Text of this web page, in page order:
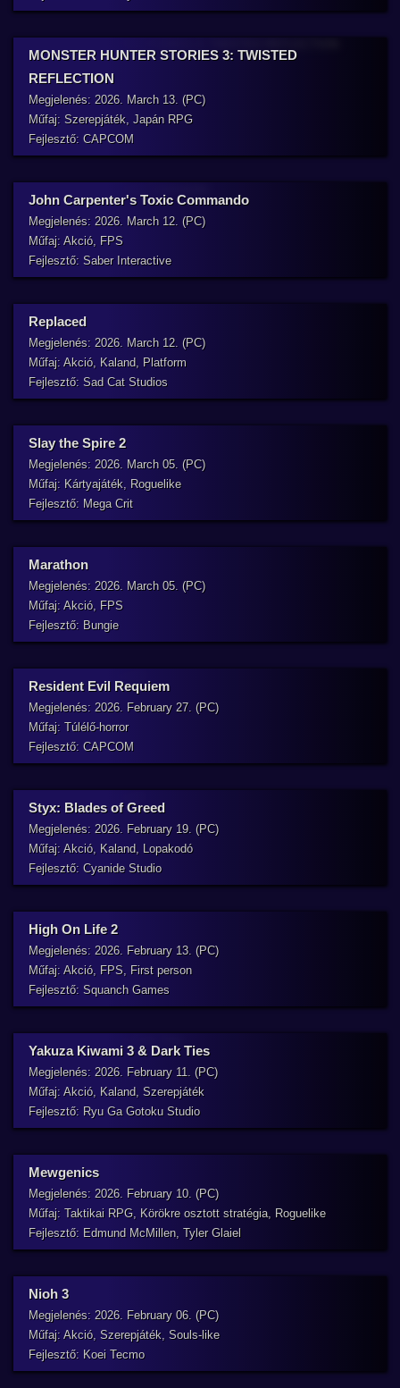
MONSTER HUNTER STORIES 3: TWISTED
REFLECTION
Megjelenés: 2026. March 13. (PC)
Műfaj: Szerepjáték, Japán RPG
Fejlesztő: CAPCOM
John Carpenter's Toxic Commando
Megjelenés: 2026. March 12. (PC)
Műfaj: Akció, FPS
Fejlesztő: Saber Interactive
Replaced
Megjelenés: 2026. March 12. (PC)
Műfaj: Akció, Kaland, Platform
Fejlesztő: Sad Cat Studios
Slay the Spire 2
Megjelenés: 2026. March 05. (PC)
Műfaj: Kártyajáték, Roguelike
Fejlesztő: Mega Crit
Marathon
Megjelenés: 2026. March 05. (PC)
Műfaj: Akció, FPS
Fejlesztő: Bungie
Resident Evil Requiem
Megjelenés: 2026. February 27. (PC)
Műfaj: Túlélő-horror
Fejlesztő: CAPCOM
Styx: Blades of Greed
Megjelenés: 2026. February 19. (PC)
Műfaj: Akció, Kaland, Lopakodó
Fejlesztő: Cyanide Studio
High On Life 2
Megjelenés: 2026. February 13. (PC)
Műfaj: Akció, FPS, First person
Fejlesztő: Squanch Games
Yakuza Kiwami 3 & Dark Ties
Megjelenés: 2026. February 11. (PC)
Műfaj: Akció, Kaland, Szerepjáték
Fejlesztő: Ryu Ga Gotoku Studio
Mewgenics
Megjelenés: 2026. February 10. (PC)
Műfaj: Taktikai RPG, Körökre osztott stratégia, Roguelike
Fejlesztő: Edmund McMillen, Tyler Glaiel
Nioh 3
Megjelenés: 2026. February 06. (PC)
Műfaj: Akció, Szerepjáték, Souls-like
Fejlesztő: Koei Tecmo